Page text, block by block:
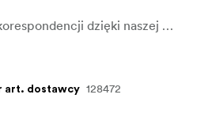
Podnieś jakość swojej korespondencji dzięki naszej białej kwadratowej kopercie Premium.
art. dostawcy 128472